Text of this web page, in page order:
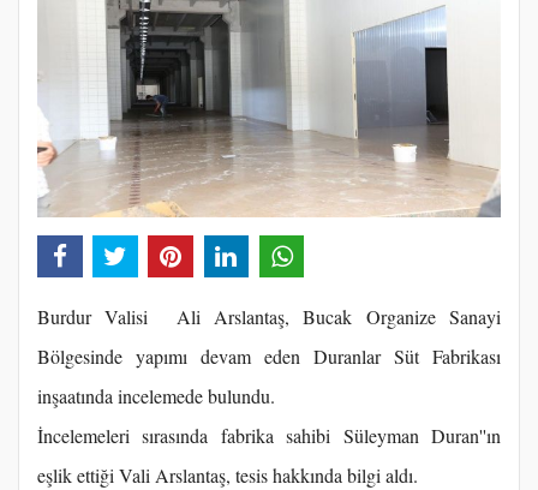
Burdur Valisi Ali Arslantaş, Bucak Organize Sanayi
Bölgesinde yapımı devam eden Duranlar Süt Fabrikası
inşaatında incelemede bulundu.
İncelemeleri sırasında fabrika sahibi Süleyman Duran''ın
eşlik ettiği Vali Arslantaş, tesis hakkında bilgi aldı.